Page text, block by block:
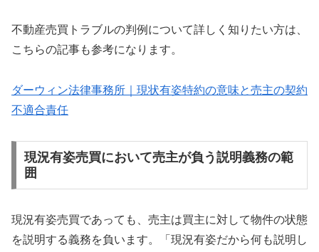
不動産売買トラブルの判例について詳しく知りたい方は、
こちらの記事も参考になります。
ダーウィン法律事務所｜現状有姿特約の意味と売主の契約
不適合責任
現況有姿売買において売主が負う説明義務の範
囲
現況有姿売買であっても、売主は買主に対して物件の状態
を説明する義務を負います。「現況有姿だから何も説明し